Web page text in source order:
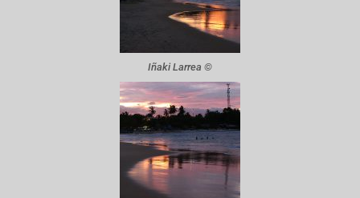
Iñaki Larrea ©